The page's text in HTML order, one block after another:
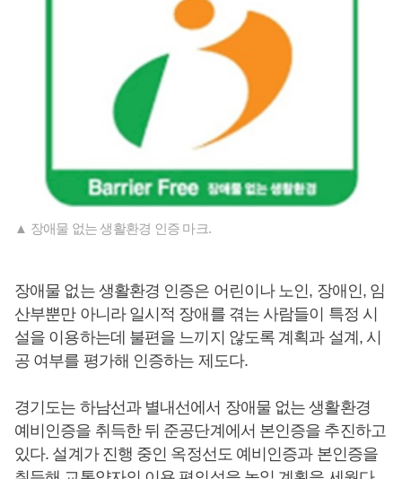
▲ 장애물 없는 생활환경 인증 마크.
장애물 없는 생활환경 인증은 어린이나 노인, 장애인, 임
산부뿐만 아니라 일시적 장애를 겪는 사람들이 특정 시
설을 이용하는데 불편을 느끼지 않도록 계획과 설계, 시
공 여부를 평가해 인증하는 제도다.
경기도는 하남선과 별내선에서 장애물 없는 생활환경
예비인증을 취득한 뒤 준공단계에서 본인증을 추진하고
있다. 설계가 진행 중인 옥정선도 예비인증과 본인증을